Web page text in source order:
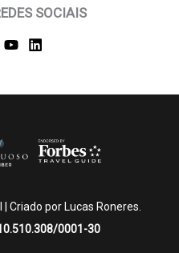
SOCIAIS
Criado por Lucas Roneres.
0001-30